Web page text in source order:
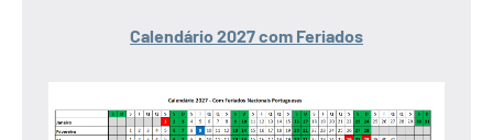
Calendário 2027 com Feriados